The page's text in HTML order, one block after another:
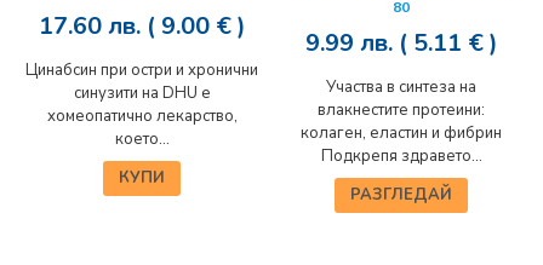
17.60лв. ( 9.00 € )
Цинабсин при остри и хронични
синузити на DHU е
хомеопатично лекарство,
което...
КУПИ
80
9.99 лв. ( 5.11 € )
Участва в синтеза на
влакнестите протеини:
колаген, еластин и фибрин
Подкрепя здравето...
РАЗГЛЕДАЙ